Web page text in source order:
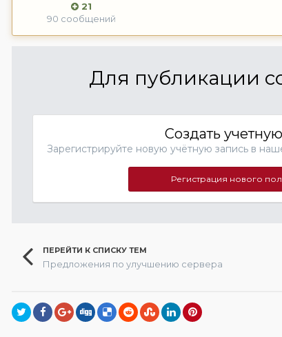
21
90 сообщений
Для публикации
Создать
Зарегистрируйте новую учётную запись в
Регистрация нового
ПЕРЕЙТИ К СПИСКУ ТЕМ
Предложения по улучшению сервера